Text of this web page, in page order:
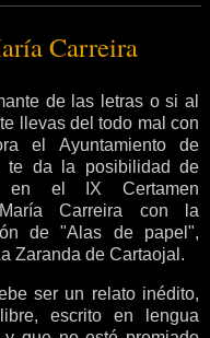
Carreira
de las letras o si al
llevas del todo mal con
el Ayuntamiento de
te da la posibilidad de
en el IX Certamen
Carreira con la
de "Alas de papel",
Zaranda de Cartaojal.
ser un relato inédito,
escrito en lengua